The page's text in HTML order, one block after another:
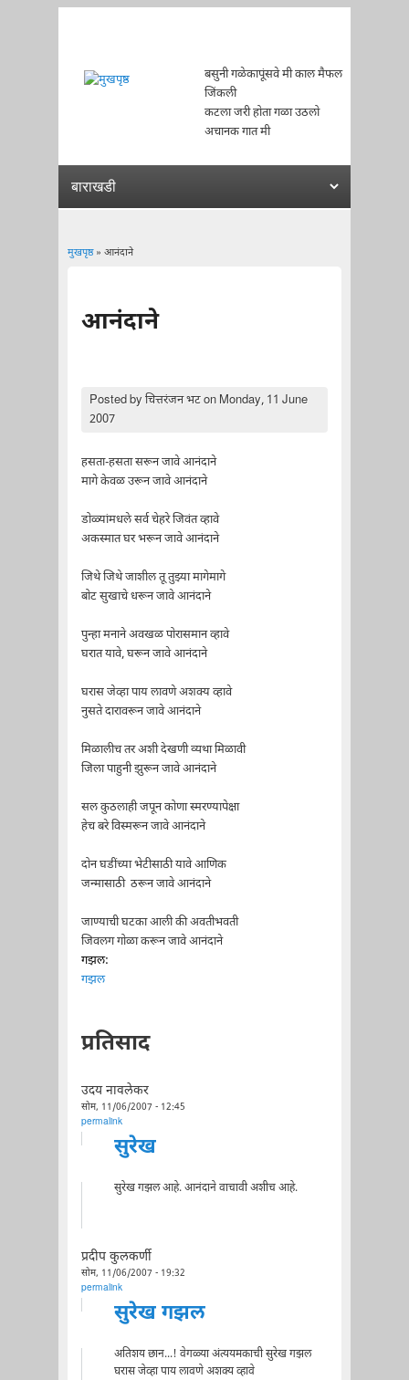
बसुनी गळेकापूंसवे मी काल मैफल
जिंकली
कटला जरी होता गळा उठलो
अचानक गात मी
मुखपृष्ठ» आनंदाने
आनंदाने
Posted byचित्तरंजन भटon Monday, 11 June
2007
हसता-हसता सरून जावे आनंदाने
मागे केवळ उरून जावे आनंदाने
डोळ्यांमधले सर्व चेहरे जिवंत व्हावे
अकस्मात घर भरून जावे आनंदाने
जिथे जिथे जाशील तू तुझ्या मागेमागे
बोट सुखाचे धरून जावे आनंदाने
पुन्हा मनाने अवखळ पोरासमान व्हावे
घरात यावे, घरून जावे आनंदाने
घरास जेव्हा पाय लावणे अशक्य व्हावे
नुसते दारावरून जावे आनंदाने
मिळालीच तर अशी देखणी व्यथा मिळावी
जिला पाहुनी झुरून जावे आनंदाने
सल कुठलाही जपून कोणा स्मरण्यापेक्षा
हेच बरे विस्मरून जावे आनंदाने
दोन घडींच्या भेटीसाठी यावे आणिक
जन्मासाठी ठरून जावे आनंदाने
जाण्याची घटका आली की अवतीभवती
जिवलग गोळा करून जावे आनंदाने
गझल:
गझल
प्रतिसाद
उदय नावलेकर
सोम, 11/06/2007 - 12:45
permalink
सुरेख
सुरेख गझल आहे. आनंदाने वाचावी अशीच आहे.
प्रदीप कुलकर्णी
सोम, 11/06/2007 - 19:32
permalink
सुरेख गझल
अतिशय छान...! वेगळ्या अंत्ययमकाची सुरेख गझल
घरास जेव्हा पाय लावणे अशक्य व्हावे